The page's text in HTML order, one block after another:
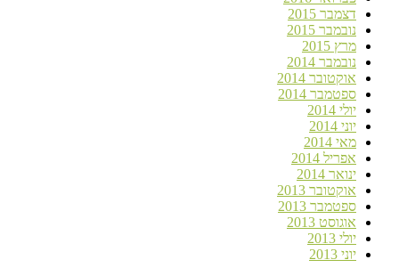
דצמבר 2015
נובמבר 2015
מרץ 2015
נובמבר 2014
אוקטובר 2014
ספטמבר 2014
יולי 2014
יוני 2014
מאי 2014
אפריל 2014
ינואר 2014
אוקטובר 2013
ספטמבר 2013
אוגוסט 2013
יולי 2013
יוני 2013